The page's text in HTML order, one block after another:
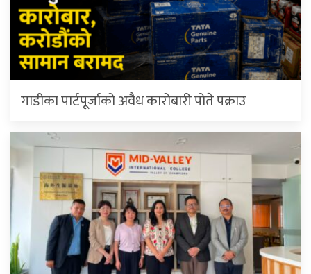
गाडीका पार्टपूर्जाको अवैध कारोबारी पोते प‌क्राउ